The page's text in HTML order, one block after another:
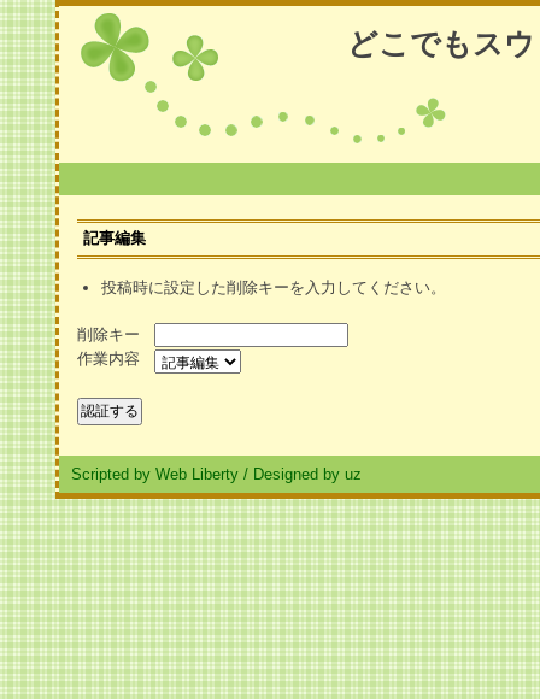
どこでもス
記事編集
投稿時に設定した削除キーを入力してください。
削除キー
作業内容
Scripted by Web Liberty / Designed by uz